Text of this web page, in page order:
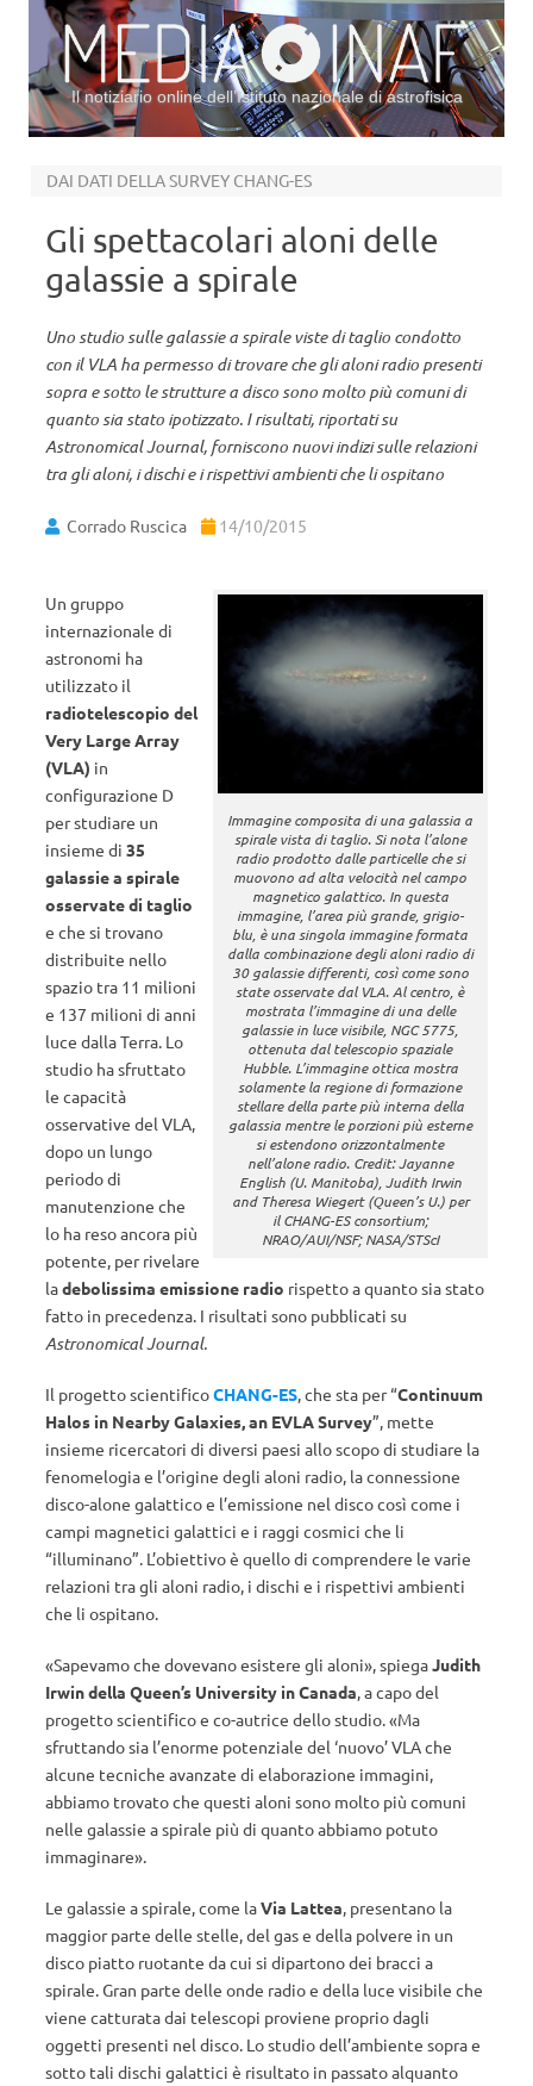
Il notiziario online dell’Istituto nazionale di astrofisica
DAI DATI DELLA SURVEY CHANG-ES
Gli spettacolari aloni delle
galassie a spirale
Uno studio sulle galassie a spirale viste di taglio condotto
con il VLA ha permesso di trovare che gli aloni radio presenti
sopra e sotto le strutture a disco sono molto più comuni di
quanto sia stato ipotizzato. I risultati, riportati su
Astronomical Journal, forniscono nuovi indizi sulle relazioni
tra gli aloni, i dischi e i rispettivi ambienti che li ospitano
Corrado Ruscica 14/10/2015
Immagine composita di una galassia a
spirale vista di taglio. Si nota l’alone
radio prodotto dalle particelle che si
muovono ad alta velocità nel campo
magnetico galattico. In questa
immagine, l’area più grande, grigio-
blu, è una singola immagine formata
dalla combinazione degli aloni radio di
30 galassie differenti, così come sono
state osservate dal VLA. Al centro, è
mostrata l’immagine di una delle
galassie in luce visibile, NGC 5775,
ottenuta dal telescopio spaziale
Hubble. L’immagine ottica mostra
solamente la regione di formazione
stellare della parte più interna della
galassia mentre le porzioni più esterne
si estendono orizzontalmente
nell’alone radio. Credit: Jayanne
English (U. Manitoba), Judith Irwin
and Theresa Wiegert (Queen’s U.) per
il CHANG-ES consortium;
NRAO/AUI/NSF; NASA/STScI
Un gruppo
internazionale di
astronomi ha
utilizzato il
radiotelescopio del
Very Large Array
(VLA) in
configurazione D
per studiare un
insieme di 35
galassie a spirale
osservate di taglio
e che si trovano
distribuite nello
spazio tra 11 milioni
e 137 milioni di anni
luce dalla Terra. Lo
studio ha sfruttato
le capacità
osservative del VLA,
dopo un lungo
periodo di
manutenzione che
lo ha reso ancora più
potente, per rivelare
ladebolissima emissione radio rispetto a quanto sia stato
fatto in precedenza. I risultati sono pubblicati su
Astronomical Journal.
Il progetto scientificoCHANG-ES, che sta per “Continuum
Halos in Nearby Galaxies, an EVLA Survey”, mette
insieme ricercatori di diversi paesi allo scopo di studiare la
fenomelogia e l’origine degli aloni radio, la connessione
disco-alone galattico e l’emissione nel disco così come i
campi magnetici galattici e i raggi cosmici che li
“illuminano”. L’obiettivo è quello di comprendere le varie
relazioni tra gli aloni radio, i dischi e i rispettivi ambienti
che li ospitano.
«Sapevamo che dovevano esistere gli aloni», spiegaJudith
Irwin della Queen’s University in Canada, a capo del
progetto scientifico e co-autrice dello studio. «Ma
sfruttando sia l’enorme potenziale del ‘nuovo’ VLA che
alcune tecniche avanzate di elaborazione immagini,
abbiamo trovato che questi aloni sono molto più comuni
nelle galassie a spirale più di quanto abbiamo potuto
immaginare».
Le galassie a spirale, come laVia Lattea, presentano la
maggior parte delle stelle, del gas e della polvere in un
disco piatto ruotante da cui si dipartono dei bracci a
spirale. Gran parte delle onde radio e della luce visibile che
viene catturata dai telescopi proviene proprio dagli
oggetti presenti nel disco. Lo studio dell’ambiente sopra e
sotto tali dischi galattici è risultato in passato alquanto